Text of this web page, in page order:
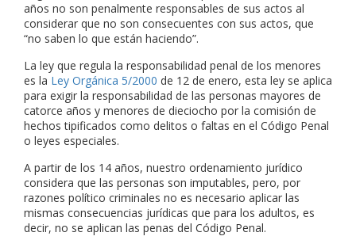
años no son penalmente responsables de sus actos al
considerar que no son consecuentes con sus actos, que
“no saben lo que están haciendo”.
La ley que regula la responsabilidad penal de los menores
es la Ley Orgánica 5/2000 de 12 de enero, esta ley se aplica
para exigir la responsabilidad de las personas mayores de
catorce años y menores de dieciocho por la comisión de
hechostipificados como delitos o faltas en el Código Penal
o leyes especiales.
A partir de los 14 años, nuestro ordenamiento jurídico
considera que las personas son imputables, pero, por
razones político criminales no es necesario aplicar las
mismas consecuencias jurídicas que para los adultos, es
decir, no se aplican las penas del Código Penal.